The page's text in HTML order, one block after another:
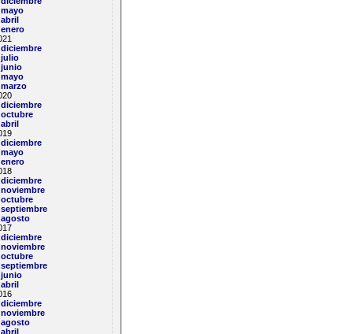
mayo
abril
enero
diciembre
julio
junio
mayo
marzo
diciembre
octubre
abril
diciembre
mayo
enero
diciembre
noviembre
octubre
septiembre
agosto
diciembre
noviembre
octubre
septiembre
junio
abril
diciembre
noviembre
agosto
abril